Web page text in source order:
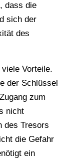
dass die
sich der
des
Vorteile.
der Schlüssel
zum
nicht
des Tresors
die Gefahr
ein